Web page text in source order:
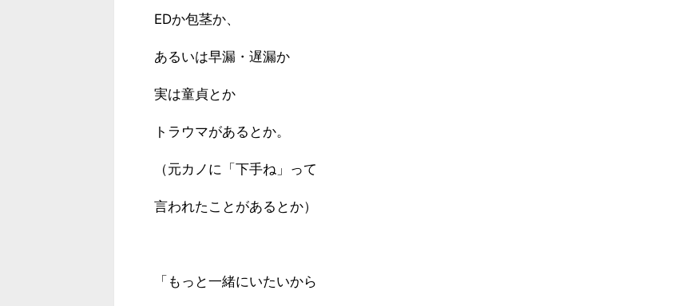
EDか包茎か、
あるいは早漏・遅漏か
実は童貞とか
トラウマがあるとか。
（元カノに「下手ね」って
言われたことがあるとか）
「もっと一緒にいたいから